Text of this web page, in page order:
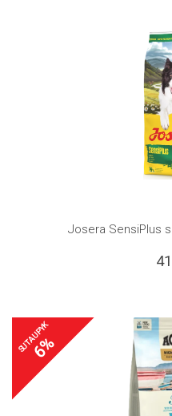
Josera SensiPlus
SUTAUPYK
6%